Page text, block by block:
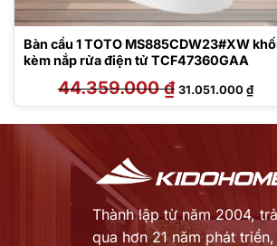
Bàn cầu 1 TOTO MS885CDW23#XW
kèm nắp rửa điện tử TCF47360GAA
44.359.000₫ Giá
gốc
là:
31.051.000₫Giá
hiện
tại
₫.
Thành lập từ năm 2004,
qua hơn 21 năm phát triển,